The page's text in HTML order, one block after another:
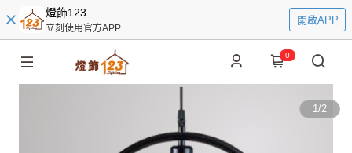
燈飾123
立刻使用官方APP
開啟APP
0
1/2